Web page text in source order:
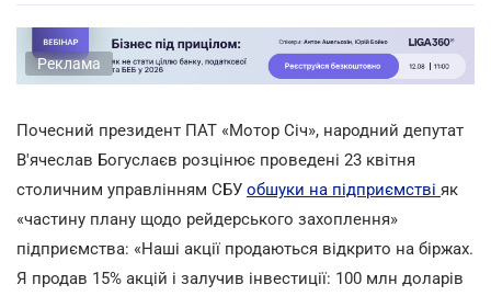
Реклама
Почесний президент ПАТ «Мотор Січ», народний депутат
В'ячеслав Богуслаєв розцінює проведені 23 квітня
столичним управлінням СБУ обшуки на підприємстві як
«частину плану щодо рейдерського захоплення»
підприємства: «Наші акції продаються відкрито на біржах.
Я продав 15% акцій і залучив інвестиції: 100 млн доларів